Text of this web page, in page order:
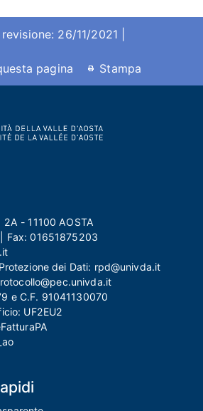
26/11/2021 |
pagina Stampa
- 11100 AOSTA
| Fax:01651875203
dei Dati: rpd@univda.it
e C.F. 91041130070
UF2EU2